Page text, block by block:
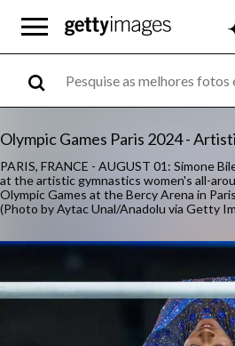
Olympic Games Paris 2024 -
PARIS, FRANCE - AUGUST 01: Simone
at the artistic gymnastics women's all-
Olympic Games at the Bercy Arena in
(Photo by Aytac Unal/Anadolu via Getty